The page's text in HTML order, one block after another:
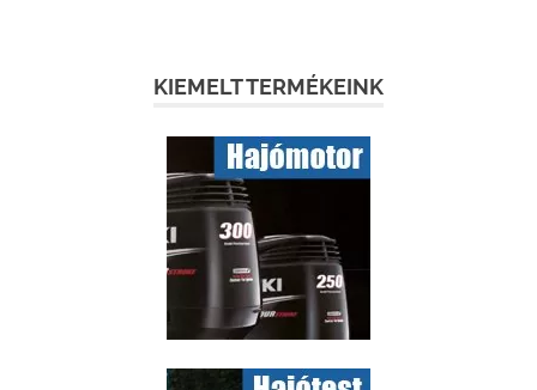
KIEMELT TERMÉKEINK